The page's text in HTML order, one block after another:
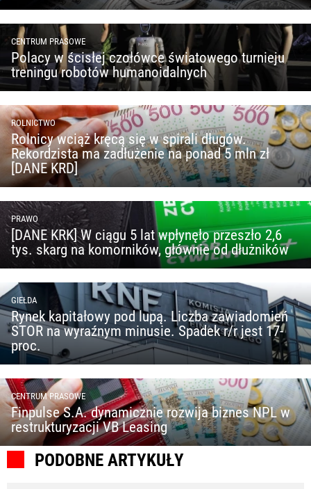
CENTRUM PRASOWE
Polacy w ścisłej czołówce światowego turnieju
treningu robotów humanoidalnych
ROLNICTWO
Rolnicy wciąż kręcą się w spirali długów.
Rekordzista ma zadłużenie na ponad 5 mln zł
[DANE KRD]
PRAWO
[DANE KRK] W ciągu 5 lat wpłynęło przeszło 2,6
tys. skarg na komorników, głównie od dłużników
GIEŁDA
Rynek kapitałowy pod lupą. Liczba zawiadomień
STOR na wyraźnym minusie. Spadek r/r jest 17-
proc.
CENTRUM PRASOWE
Finpulse S.A. dynamicznie rozwija biznes NPL w
restrukturyzacji VB Leasing
PODOBNE ARTYKUŁY